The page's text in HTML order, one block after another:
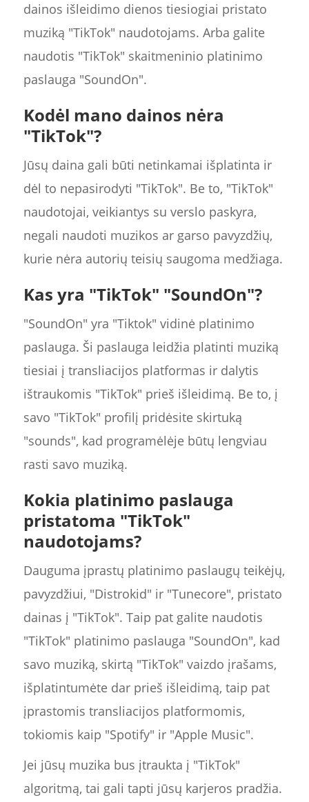
dainos išleidimo dienos tiesiogiai pristato
muziką "TikTok" naudotojams. Arba galite
naudotis "TikTok" skaitmeninio platinimo
paslauga "SoundOn".
Kodėl mano dainos nėra
"TikTok"?
Jūsų daina gali būti netinkamai išplatinta ir
dėl to nepasirodyti "TikTok". Be to, "TikTok"
naudotojai, veikiantys su verslo paskyra,
negali naudoti muzikos ar garso pavyzdžių,
kurie nėra autorių teisių saugoma medžiaga.
Kas yra "TikTok" "SoundOn"?
"SoundOn" yra "Tiktok" vidinė platinimo
paslauga. Ši paslauga leidžia platinti muziką
tiesiai į transliacijos platformas ir dalytis
ištraukomis "TikTok" prieš išleidimą. Be to, į
savo "TikTok" profilį pridėsite skirtuką
"sounds", kad programėlėje būtų lengviau
rasti savo muziką.
Kokia platinimo paslauga
pristatoma "TikTok"
naudotojams?
Dauguma įprastų platinimo paslaugų teikėjų,
pavyzdžiui, "Distrokid" ir "Tunecore", pristato
dainas į "TikTok". Taip pat galite naudotis
"TikTok" platinimo paslauga "SoundOn", kad
savo muziką, skirtą "TikTok" vaizdo įrašams,
išplatintumėte dar prieš išleidimą, taip pat
įprastomis transliacijos platformomis,
tokiomis kaip "Spotify" ir "Apple Music".
Jei jūsų muzika bus įtraukta į "TikTok"
algoritmą, tai gali tapti jūsų karjeros pradžia.